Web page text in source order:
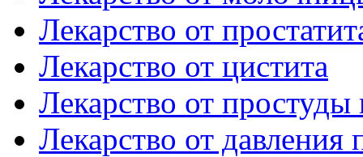
Лекарство от
Лекарство от цистита
Лекарство от простуды
Лекарство от